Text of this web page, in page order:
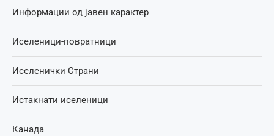
Информации од јавен карактер
Иселеници-повратници
Иселенички Страни
Истакнати иселеници
Канада